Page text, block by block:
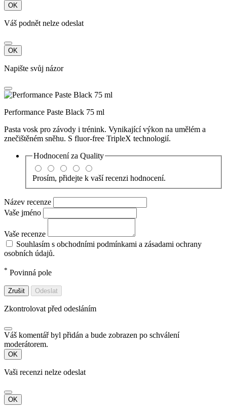
OK
Váš podnět nelze odeslat
OK
Napište svůj názor
Performance Paste Black 75 ml
Pasta vosk pro závody i trénink. Vynikající výkon na umělém a
znečištěném sněhu. S fluor-free TripleX technologií.
Hodnocení za Quality
Prosím, přidejte k vaší recenzi hodnocení.
Název recenze
Vaše jméno
Vaše recenze
Souhlasím s obchodními podmínkami a zásadami ochrany
osobních údajů.
* Povinná pole
Zrušit Odeslat
Zkontrolovat před odesláním
Váš komentář byl přidán a bude zobrazen po schválení
moderátorem.
OK
Vaši recenzi nelze odeslat
OK